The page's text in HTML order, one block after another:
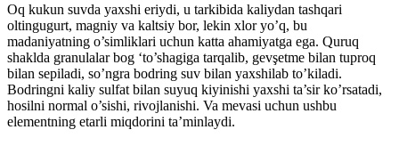
Oq kukun suvda yaxshi eriydi, u tarkibida kaliydan tashqari
oltingugurt, magniy va kaltsiy bor, lekin xlor yo’q, bu
madaniyatning o’simliklari uchun katta ahamiyatga ega. Quruq
shaklda granulalar bog ‘to’shagiga tarqalib, gevşetme bilan tuproq
bilan sepiladi, so’ngra bodring suv bilan yaxshilab to’kiladi.
Bodringni kaliy sulfat bilan suyuq kiyinishi yaxshi ta’sir ko’rsatadi,
hosilni normal o’sishi, rivojlanishi. Va mevasi uchun ushbu
elementning etarli miqdorini ta’minlaydi.